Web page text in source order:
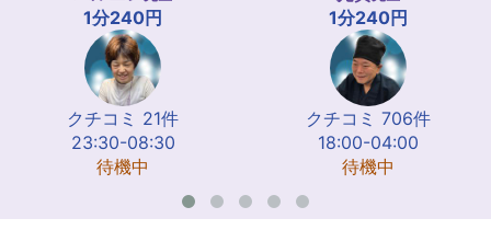
1分240円
クチコミ 21件
23:30-08:30
待機中
1分240円
クチコミ 706件
18:00-04:00
待機中